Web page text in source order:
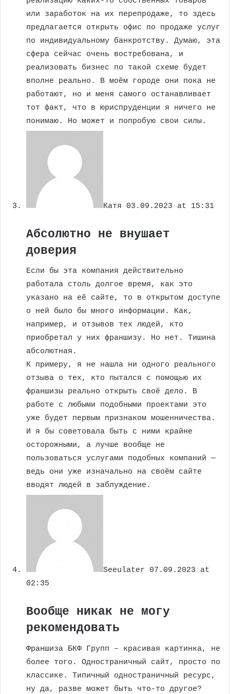
или заработок на их перепродаже, то здесь
предлагается открыть офис по продаже услуг
по индивидуальному банкротству. Думаю, эта
сфера сейчас очень востребована, и
реализовать бизнес по такой схеме будет
вполне реально. В моём городе они пока не
работают, но и меня самого останавливает
тот факт, что в юриспруденции я ничего не
понимаю. Но может и попробую свои силы.
Катя 03.09.2023 at 15:31
Абсолютно не внушает
доверия
Если бы эта компания действительно
работала столь долгое время, как это
указано на её сайте, то в открытом доступе
о ней было бы много информации. Как,
например, и отзывов тех людей, кто
приобретал у них франшизу. Но нет. Тишина
абсолютная.
К примеру, я не нашла ни одного реального
отзыва о тех, кто пытался с помощью их
франшизы реально открыть своё дело. В
работе с любыми подобными проектами это
уже будет первым признаком мошенничества.
И я бы советовала быть с ними крайне
осторожными, а лучше вообще не
пользоваться услугами подобных компаний —
ведь они уже изначально на своём сайте
вводят людей в заблуждение.
Seeulater 07.09.2023 at
02:35
Вообще никак не могу
рекомендовать
Франшиза БКФ Групп – красивая картинка, не
более того. Одностраничный сайт, просто по
классике. Типичный одностраничный ресурс,
ну да, разве может быть что-то другое?